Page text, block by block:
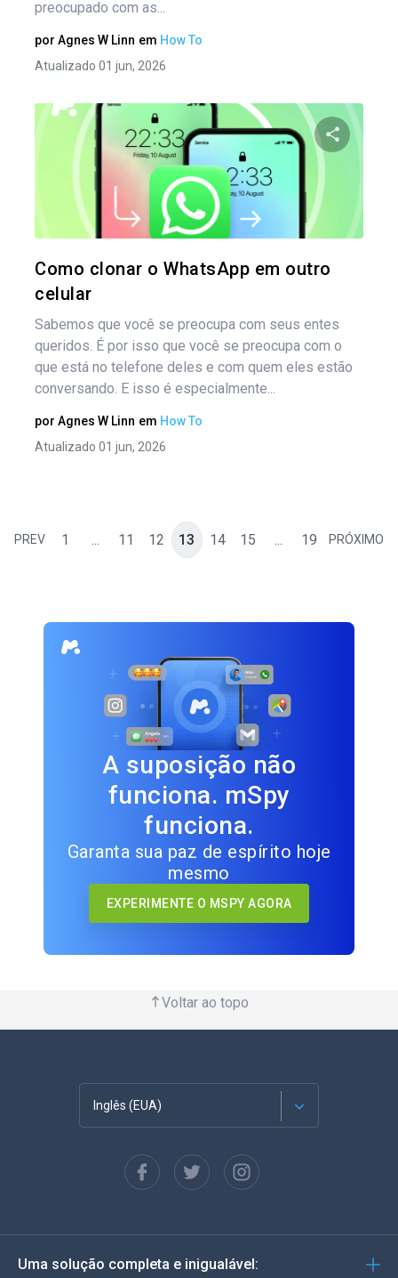
preocupado com as...
por Agnes W Linn em How To
Atualizado 01 jun, 2026
Como clonar o WhatsApp em outro
celular
Sabemos que você se preocupa com seus entes
queridos. É por isso que você se preocupa com o
que está no telefone deles e com quem eles estão
conversando. E isso é especialmente...
por Agnes W Linn em How To
Atualizado 01 jun, 2026
PREV 1 ... 11 12 13 14 15 ... 19 PRÓXIMO
A suposição não
funciona. mSpy
funciona.
Garanta sua paz de espírito hoje
mesmo
EXPERIMENTE O MSPY AGORA
Voltar ao topo
Inglês (EUA)
Espanhol
Alemão
Uma solução completa e inigualável: